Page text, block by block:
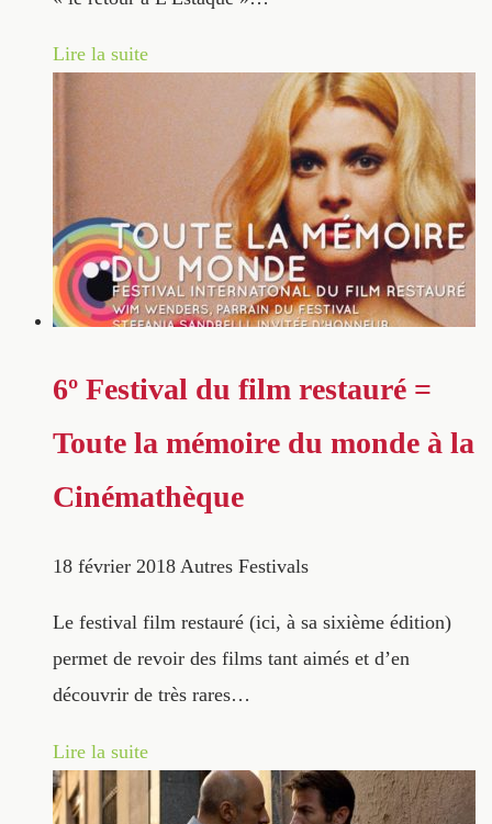
Lire la suite
6º Festival du film restauré =
Toute la mémoire du monde à la
Cinémathèque
18 février 2018 Autres Festivals
Le festival film restauré (ici, à sa sixième édition)
permet de revoir des films tant aimés et d’en
découvrir de très rares…
Lire la suite